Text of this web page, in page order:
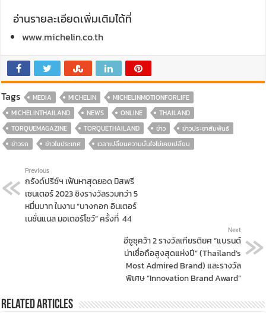
อ่านรายละเอียดเพิ่มเติมได้ที่
www.michelin.co.th
Tags MEDIA MICHELIN
MICHELINMOTIONFORLIFE
MICHELINTHAILAND
NEWS ONLINE
THAILAND
TORQUEMAGAZINE
TORQUETHAILAND ข่าว
ข่าวประชาสัมพันธ์
ข่าวรถ
ข่าวในประเทศ เวลาเปลี่ยนความมั่นใจไม่เคยเปลี่ยน
Previous
กรังด์ปรีซ์ฯ เฟ้นหาสุดยอด มิสพรี
เซนเตอร์ 2023 ชิงรางวัลรวมกว่า 5
หมื่นบาท ในงาน “บางกอก อินเตอร์
เนชั่นแนล มอเตอร์โชว์” ครั้งที่ 44
Next
อีซูซุคว้า 2 รางวัลเกียรติยศ “แบรนด์
น่าเชื่อถือสูงสุดแห่งปี” (Thailand’s
Most Admired Brand) และรางวัล
พิเศษ “Innovation Brand Award”
Related Articles